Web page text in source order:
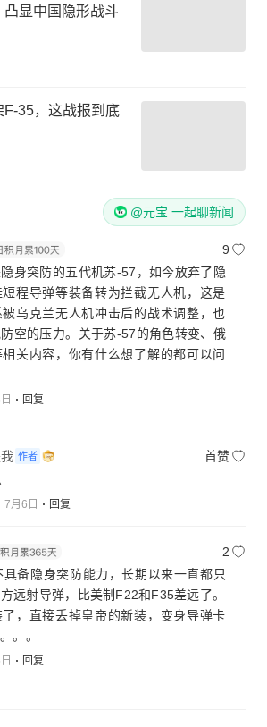
显中国隐形战斗
35，这战报到底
@元宝 一起聊新闻
9
身突防的五代机苏-57，如今放弃了隐
程导弹等装备转为拦截无人机，这是
乌克兰无人机冲击后的战术调整，也
空的压力。关于苏-57的角色转变、俄
关内容，你有什么想了解的都可以问
回复
作者
首赞
7月6日 回复
2
备隐身突防能力，长期以来一直都只
远射导弹，比美制F22和F35差远了。
，直接丢掉皇帝的新装，变身导弹卡
。。
回复